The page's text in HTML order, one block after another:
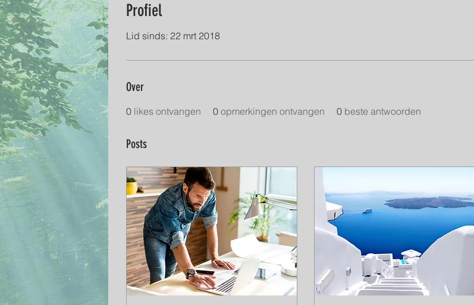
Profiel
Lid sinds: 22 mrt 2018
Over
0 likes ontvangen 0 opmerkingen ontvangen 0 beste antwoorden
Posts